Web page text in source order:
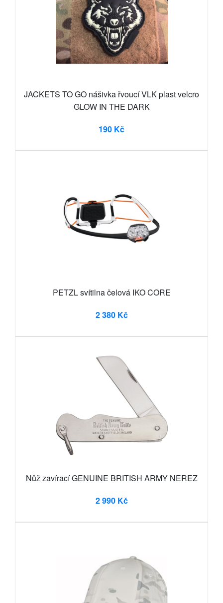
JACKETS TO GO nášivka řvoucí VLK plast velcro
GLOW IN THE DARK
190 Kč
PETZL svítilna čelová IKO CORE
2 380 Kč
Nůž zavírací GENUINE BRITISH ARMY NEREZ
2 990 Kč